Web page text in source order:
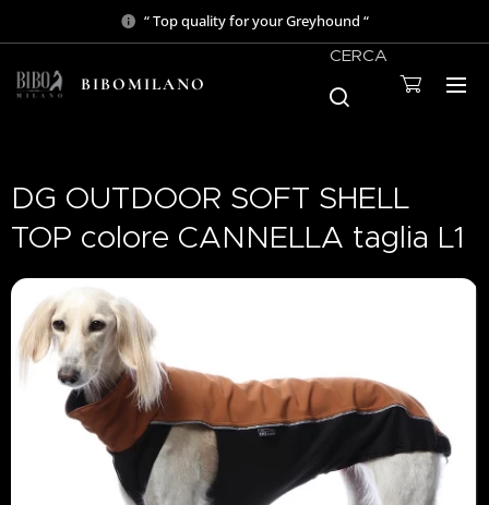
“ Top quality for your Greyhound “
BIBOMILANO
CERCA
DG OUTDOOR SOFT SHELL
TOP colore CANNELLA taglia L1